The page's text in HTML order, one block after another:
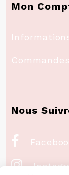
Mon
Commandes
Nous

